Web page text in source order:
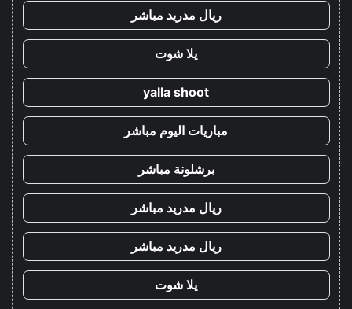
ريال مدريد مباشر
يلا شوت
yalla shoot
مباريات اليوم مباشر
برشلونة مباشر
ريال مدريد مباشر
ريال مدريد مباشر
يلا شوت